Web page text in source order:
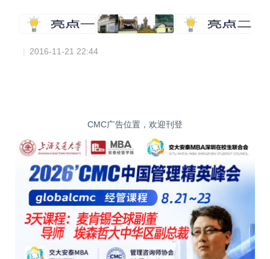
| 2016-11-21 22:44
CMC广告位置，欢迎刊登